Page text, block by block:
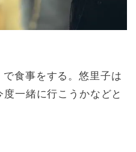
食事をする。悠里子は
度一緒に行こうかなどと